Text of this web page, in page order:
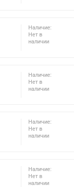
Наличие:
Нет в
наличии
Наличие:
Нет в
наличии
Наличие:
Нет в
наличии
Наличие:
Нет в
наличии